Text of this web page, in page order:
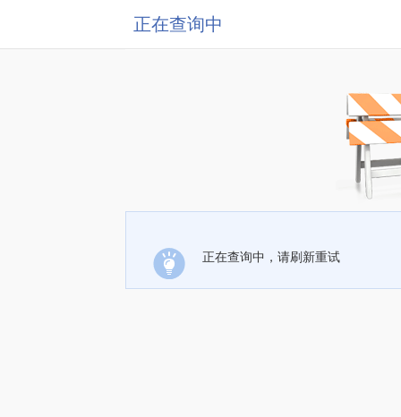
正在查询中
正在查询中，请刷新重试